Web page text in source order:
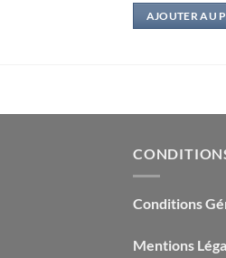
AJOUTER AU
Conditions
Mentions